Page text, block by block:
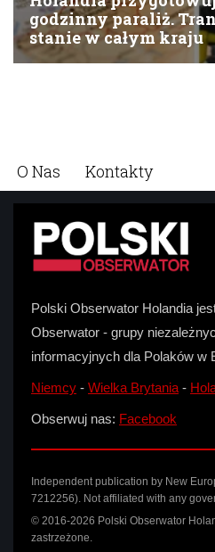
O Nas Kontakty
Polski Obserwator Holandia
Obserwator - grupy
informacyjnych dla Polaków w
Niemcy - Wielka Brytania -
Obserwuj nas: Facebook
Independent publication by New
7212256). Not affiliated with any
© 2016-2026 Polski Obserwator
zastrzeżone.